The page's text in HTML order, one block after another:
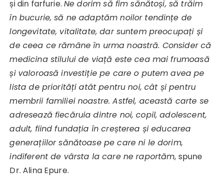
și din farfurie.Ne dorim să fim sănătoși, să trăim
în bucurie, să ne adaptăm noilor tendințe de
longevitate, vitalitate, dar suntem preocupați și
de ceea ce rămâne în urma noastră. Consider că
medicina stilului de viață este cea mai frumoasă
și valoroasă investiție pe care o putem avea pe
lista de priorități atât pentru noi, cât și pentru
membrii familiei noastre. Astfel, această carte se
adresează fiecăruia dintre noi, copil, adolescent,
adult, fiind fundația în creșterea și educarea
generațiilor sănătoase pe care ni le dorim,
indiferent de vârsta la care ne raportăm, spune
Dr. Alina Epure.